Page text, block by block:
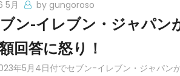
5月 by gungoroso
ン-イレブン・ジャパン
回答に怒り！
年5月4日付でセブン-イレブン・ジャパン